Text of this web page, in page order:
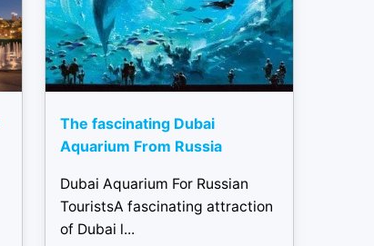
The fascinating Dubai
Aquarium From Russia
Dubai Aquarium For Russian
TouristsA fascinating attraction
of Dubai l...